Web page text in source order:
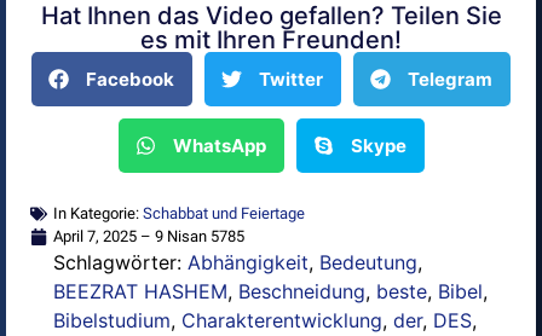
Alternative:
Hat Ihnen das Video gefallen? Teilen Sie
es mit Ihren Freunden!
Facebook Twitter Telegram
WhatsApp Skype
In Kategorie: Schabbat und Feiertage
April 7, 2025 – 9 Nisan 5785
Schlagwörter: Abhängigkeit, Bedeutung,
BEEZRAT HASHEM, Beschneidung, beste, Bibel,
Bibelstudium, Charakterentwicklung, der, DES,